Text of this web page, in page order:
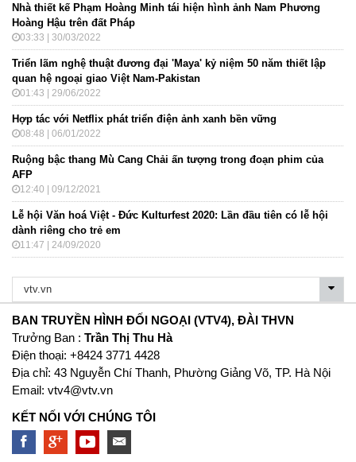
Nhà thiết kế Phạm Hoàng Minh tái hiện hình ảnh Nam Phương
Hoàng Hậu trên đất Pháp
03:33 | 30/03/2022
Triển lãm nghệ thuật đương đại 'Maya' kỷ niệm 50 năm thiết lập
quan hệ ngoại giao Việt Nam-Pakistan
01:43 | 29/06/2022
Hợp tác với Netflix phát triển điện ảnh xanh bền vững
08:48 | 06/01/2022
Ruộng bậc thang Mù Cang Chải ấn tượng trong đoạn phim của
AFP
12:40 | 09/12/2021
Lễ hội Văn hoá Việt - Đức Kulturfest 2020: Lần đầu tiên có lễ hội
dành riêng cho trẻ em
11:47 | 24/09/2020
BAN TRUYỀN HÌNH ĐỐI NGOẠI (VTV4), ĐÀI THVN
Trưởng Ban : Trần Thị Thu Hà
Ðiện thoại: +8424 3771 4428
Địa chỉ: 43 Nguyễn Chí Thanh, Phường Giảng Võ, TP. Hà Nội
Email: vtv4@vtv.vn
KẾT NỐI VỚI CHÚNG TÔI